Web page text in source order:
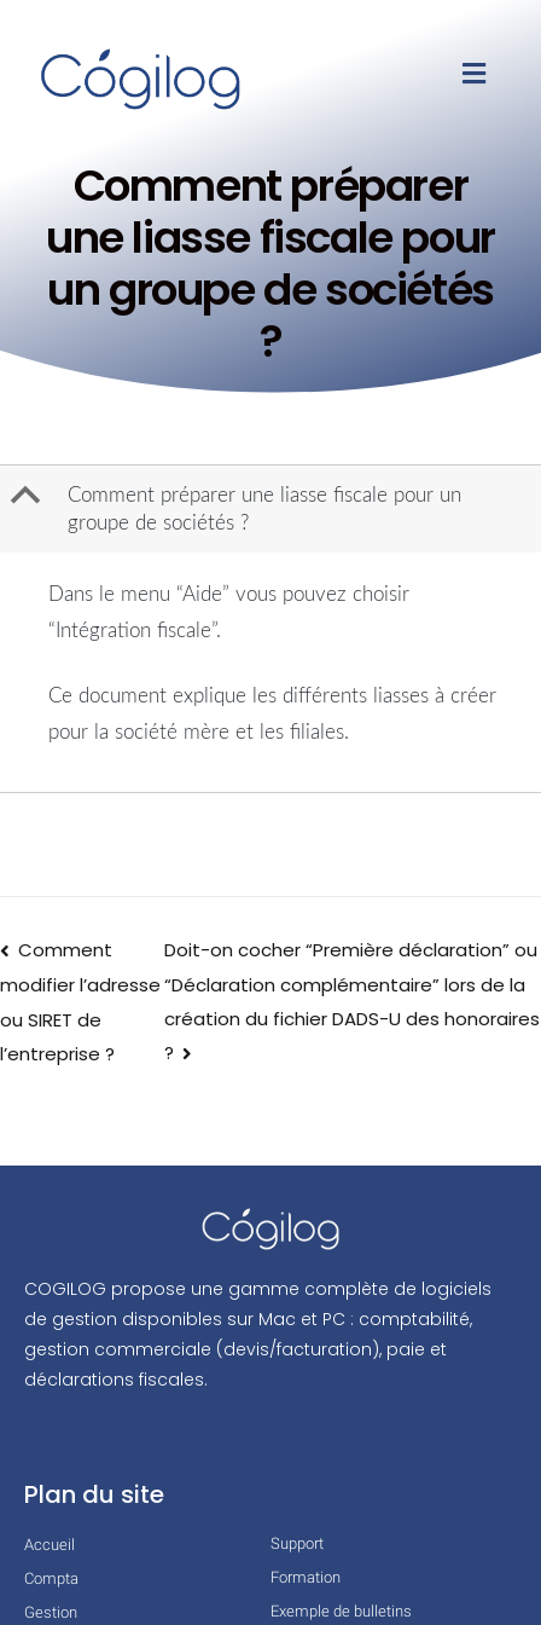
Comment préparer
une liasse fiscale pour
un groupe de sociétés
?
B
Comment préparer une liasse fiscale pour un
groupe de sociétés ?
Dans le menu “Aide” vous pouvez choisir
“Intégration fiscale”.
Ce document explique les différents liasses à créer
pour la société mère et les filiales.
Comment
modifier l’adresse
ou SIRET de
l’entreprise ?
Doit-on cocher “Première déclaration” ou
“Déclaration complémentaire” lors de la
création du fichier DADS-U des honoraires
?
COGILOG propose une gamme complète de logiciels
de gestion disponibles sur Mac et PC : comptabilité,
gestion commerciale (devis/facturation), paie et
déclarations fiscales.
Plan du site
Accueil
Compta
Gestion
Support
Formation
Exemple de bulletins